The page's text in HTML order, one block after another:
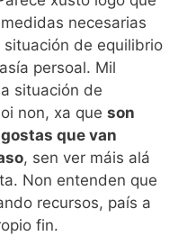
necesarias
de equilibrio
persoal. Mil
situación de
non, xa que son
que van
, sen ver máis alá
Non entenden que
recursos, país a
fin.